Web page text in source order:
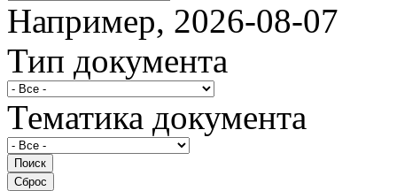
Например, 2026-08-07
Тип документа
Тематика документа